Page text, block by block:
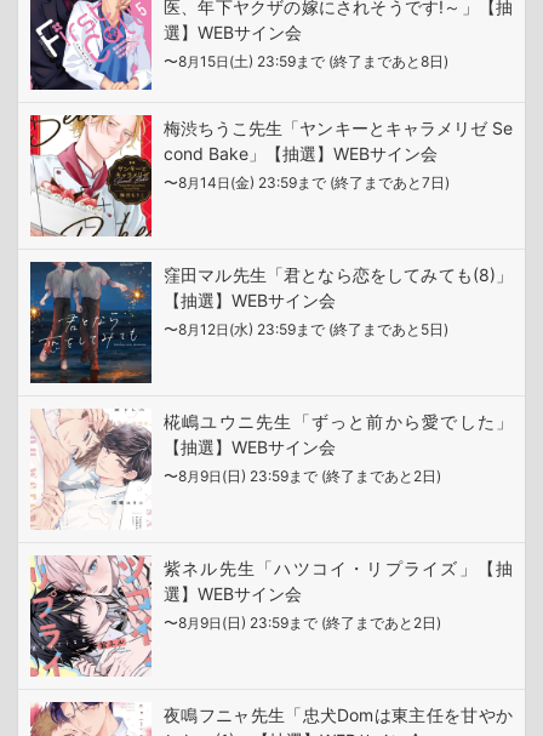
医、年下ヤクザの嫁にされそうです!～」【抽
選】WEBサイン会
〜8月 15日 (土) 23:59まで (終了まであと8日)
梅渋ちうこ先生「ヤンキーとキャラメリゼ Se
cond Bake」【抽選】WEBサイン会
〜8月 14 日 (金) 23:59まで (終了まであと7日)
窪田マル先生「君となら恋をしてみても(8)」
【抽選】WEBサイン会
〜8月 12日 (水) 23:59まで (終了まであと5日)
椛嶋ユウニ先生「ずっと前から愛でした」
【抽選】WEBサイン会
〜8月 9日 (日) 23:59まで (終了まであと2日)
紫ネル先生「ハツコイ・リプライズ」【抽
選】WEBサイン会
〜8月 9日 (日) 23:59まで (終了まであと2日)
夜鳴フニャ先生「忠犬Domは東主任を甘やか